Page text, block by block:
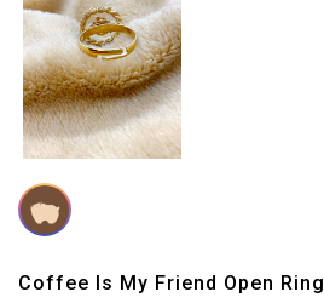
Coffee Is My Friend Open Ring